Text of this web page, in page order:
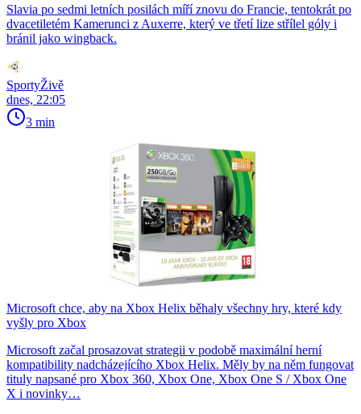
Slavia po sedmi letních posilách míří znovu do Francie, tentokrát po
dvacetiletém Kamerunci z Auxerre, který ve třetí lize střílel góly i
bránil jako wingback.
SportyŽivě
dnes, 22:05
3 min
Microsoft chce, aby na Xbox Helix běhaly všechny hry, které kdy
vyšly pro Xbox
Microsoft začal prosazovat strategii v podobě maximální herní
kompatibility nadcházejícího Xbox Helix. Měly by na něm fungovat
tituly napsané pro Xbox 360, Xbox One, Xbox One S / Xbox One
X i novinky…